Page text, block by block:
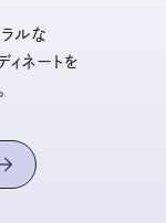
ルな
ィネートを